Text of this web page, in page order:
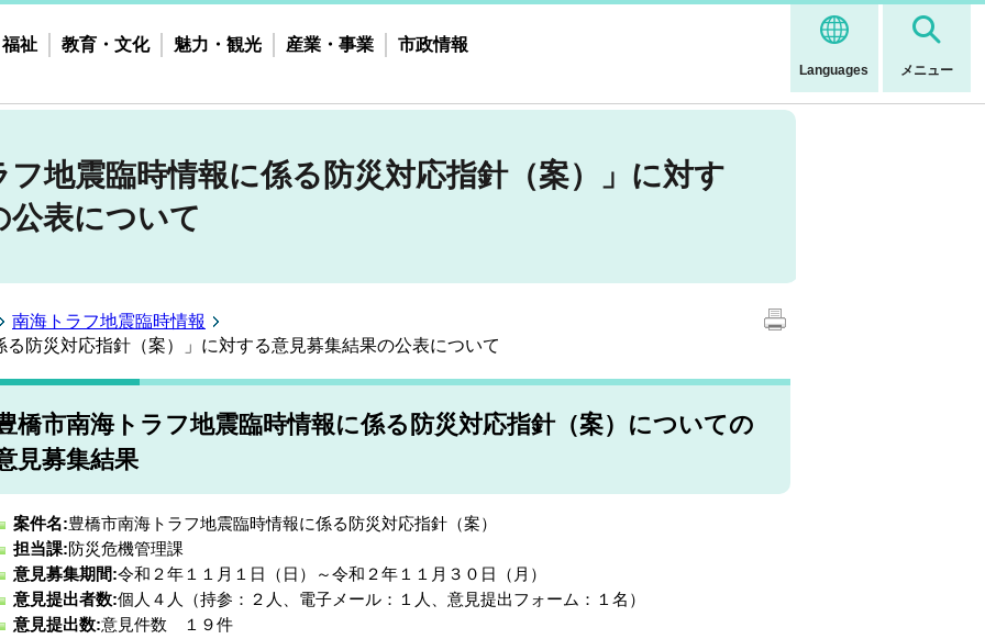
Languages メニュー
祉 教育・文化 魅力・観光 産業・事業 市政情報
地震臨時情報に係る防災対応指針（案）」に対す
公表について
南海トラフ地震臨時情報
防災対応指針（案）」に対する意見募集結果の公表について
橋市南海トラフ地震臨時情報に係る防災対応指針（案）についての
見募集結果
案件名:豊橋市南海トラフ地震臨時情報に係る防災対応指針（案）
担当課:防災危機管理課
意見募集期間:令和２年１１月１日（日）～令和２年１１月３０日（月）
意見提出者数:個人４人（持参：２人、電子メール：１人、意見提出フォーム：１名）
意見提出数:意見件数 １９件